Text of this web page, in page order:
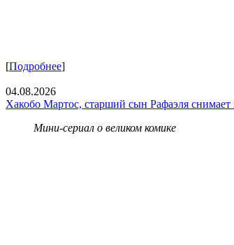
[Подробнее]
04.08.2026
Хакобо Мартос, старший сын Рафаэля
Мини-сериал о великом комике